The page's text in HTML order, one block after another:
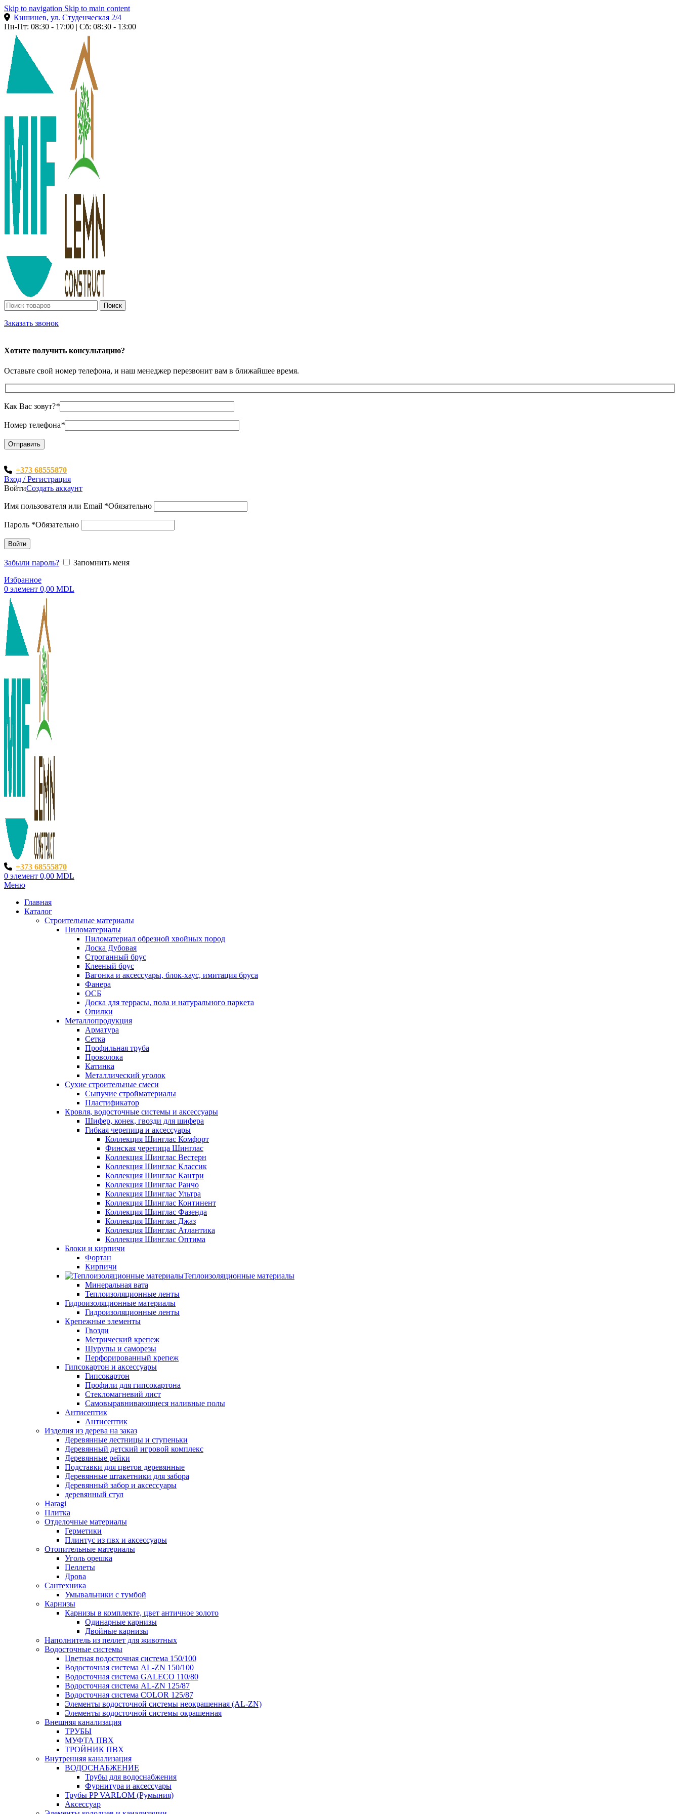
Skip to navigation Skip to main content
Кишинев, ул. Студенческая 2/4
Пн-Пт: 08:30 - 17:00 | Сб: 08:30 - 13:00
Поиск
Заказать звонок
Хотите получить консультацию?
Оставьте свой номер телефона, и наш менеджер перезвонит вам в ближайшее время.
Как Вас зовут?*
Номер телефона*
+373 68555870
Вход / Регистрация
ВойтиСоздать аккаунт
Имя пользователя или Email *Обязательно
Пароль *Обязательно
Войти
Забыли пароль?
Запомнить меня
Избранное
0 элемент 0,00 MDL
+373 68555870
0 элемент 0,00 MDL
Меню
Главная
Каталог
Строительные материалы
Пиломатериалы
Пиломатериал обрезной хвойных пород
Доска Дубовая
Строганный брус
Клееный брус
Вагонка и аксессуары, блок-хаус, имитация бруса
Фанера
ОСБ
Доска для террасы, пола и натурального паркета
Опилки
Металлопродукция
Арматура
Сетка
Профильная труба
Проволока
Катинка
Металлический уголок
Сухие строительные смеси
Сыпучие стройматериалы
Пластификатор
Кровля, водосточные системы и аксессуары
Шифер, конек, гвозди для шифера
Гибкая черепица и аксессуары
Коллекция Шинглас Комфорт
Финская черепица Шинглас
Коллекция Шинглас Вестерн
Коллекция Шинглас Классик
Коллекция Шинглас Кантри
Коллекция Шинглас Ранчо
Коллекция Шинглас Ультра
Коллекция Шинглас Континент
Коллекция Шинглас Фазенда
Коллекция Шинглас Джаз
Коллекция Шинглас Атлантика
Коллекция Шинглас Оптима
Блоки и кирпичи
Фортан
Кирпичи
Теплоизоляционные материалы
Минеральная вата
Теплоизоляционные ленты
Гидроизоляционные материалы
Гидроизоляционные ленты
Крепежные элементы
Гвозди
Метрический крепеж
Шурупы и саморезы
Перфорированный крепеж
Гипсокартон и аксессуары
Гипсокартон
Профили для гипсокартона
Стекломагневий лист
Самовыравнивающиеся наливные полы
Aнтисептик
Aнтисептик
Изделия из дерева на заказ
Деревянные лестницы и ступеньки
Деревянный детский игровой комплекс
Деревянные рейки
Подставки для цветов деревянные
Деревянные штакетники для забора
Деревянный забор и аксессуары
деревянный стул
Haragi
Плитка
Отделочные материалы
Герметики
Плинтус из пвх и аксессуары
Отопительные материалы
Уголь орешка
Пеллеты
Дрова
Сантехника
Умывальники с тумбой
Карнизы
Карнизы в комплекте, цвет античное золото
Одинарные карнизы
Двойные карнизы
Наполнитель из пеллет для животных
Водосточные системы
Цветная водосточная система 150/100
Водосточная система AL-ZN 150/100
Водосточная система GALECO 110/80
Водосточная система AL-ZN 125/87
Водосточная система COLOR 125/87
Элементы водосточной системы неокрашенная (AL-ZN)
Элементы водосточной системы окрашенная
Внешняя канализация
ТРУБЫ
МУФТА ПВХ
ТРОЙНИК ПВХ
Внутренняя канализация
ВОДОСНАБЖЕНИЕ
Трубы для водоснабжения
Фурнитура и аксессуары
Трубы PP VARLOM (Румыния)
Аксессуар